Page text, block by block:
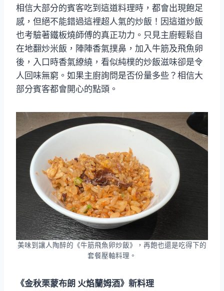
相信大部分的賓客吃到這道料理時，都會出現飽足
感，但絕不能錯過這裡超人氣的炒飯！因這道炒飯
也考驗著鐵板燒師傅的真正功力。只見主廚輕鬆自
在地翻炒米飯，陣陣香氣撲鼻，加入牛筋及飛魚卵
後，入口時香氣繚繞，看似純樸的炒飯滋味卻是令
人回味無窮。如果主廚詢問是否份量多些？相信大
部分賓客都會開心的點頭。
美味到讓人陶醉的《牛筋飛魚卵炒飯》，再飽也還是吃得下的
套餐壓軸料理。
《金秋栗蒙布朗 火焰蘭姆酒》新料理